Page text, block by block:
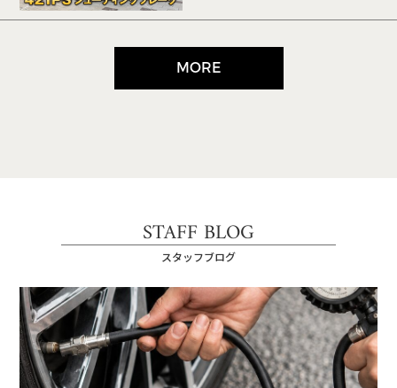
MORE
STAFF BLOG
スタッフブログ